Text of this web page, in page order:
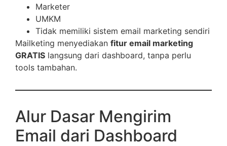
Marketer
UMKM
Tidak memiliki sistem email marketing sendiri
Mailketing menyediakan fitur email marketing
GRATIS langsung dari dashboard, tanpa perlu
tools tambahan.
Alur Dasar Mengirim
Email dari Dashboard